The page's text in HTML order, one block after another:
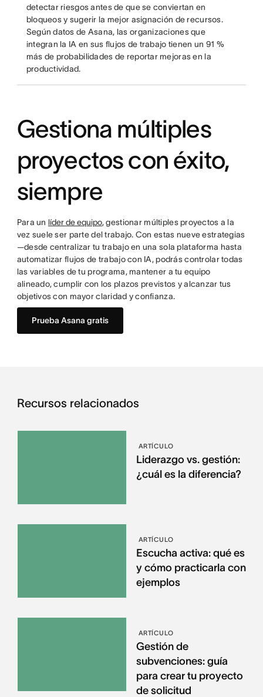
detectar riesgos antes de que se conviertan en
bloqueos y sugerir la mejor asignación de recursos.
Según datos de Asana, las organizaciones que
integran la IA en sus flujos de trabajo tienen un 91 %
más de probabilidades de reportar mejoras en la
productividad.
Gestiona múltiples
proyectos con éxito,
siempre
Para un líder de equipo, gestionar múltiples proyectos a la
vez suele ser parte del trabajo. Con estas nueve estrategias
—desde centralizar tu trabajo en una sola plataforma hasta
automatizar flujos de trabajo con IA, podrás controlar todas
las variables de tu programa, mantener a tu equipo
alineado, cumplir con los plazos previstos y alcanzar tus
objetivos con mayor claridad y confianza.
Prueba Asana gratis
Recursos relacionados
ARTÍCULO
Liderazgo vs. gestión:
¿cuál es la diferencia?
ARTÍCULO
Escucha activa: qué es
y cómo practicarla con
ejemplos
ARTÍCULO
Gestión de
subvenciones: guía
para crear tu proyecto
de solicitud